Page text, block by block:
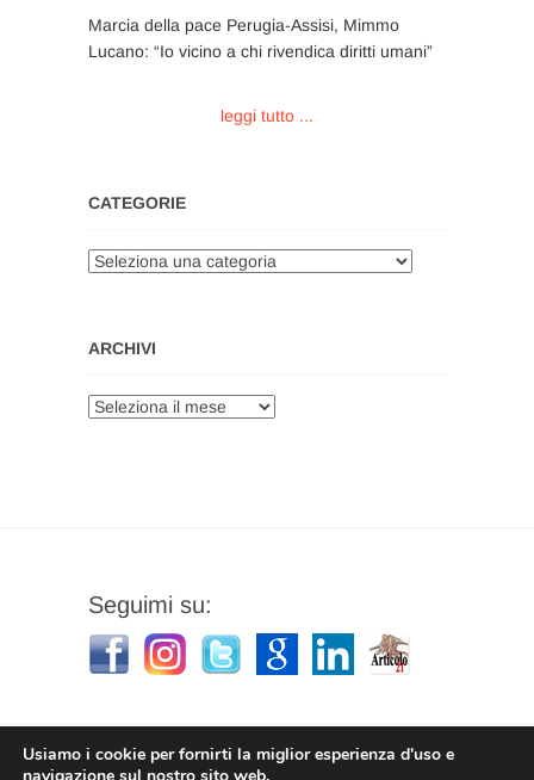
Marcia della pace Perugia-Assisi, Mimmo
Lucano: “Io vicino a chi rivendica diritti umani”
leggi tutto ...
CATEGORIE
Categorie
ARCHIVI
Archivi
Seguimi su:
Usiamo i cookie per fornirti la miglior esperienza d'uso e